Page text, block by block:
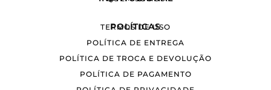
POLÍTICAS
TERMOS DE USO
POLÍTICA DE ENTREGA
POLÍTICA DE TROCA E DEVOLUÇÃO
POLÍTICA DE PAGAMENTO